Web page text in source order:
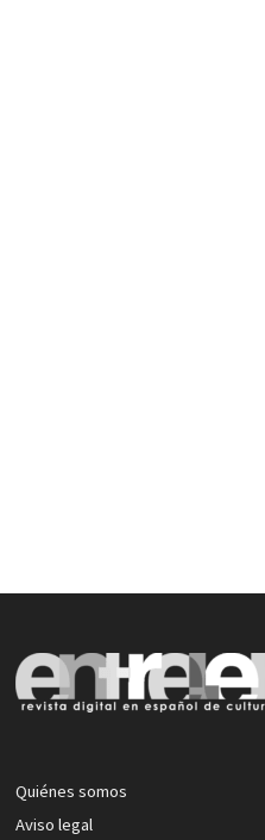
Quiénes somos
Aviso legal